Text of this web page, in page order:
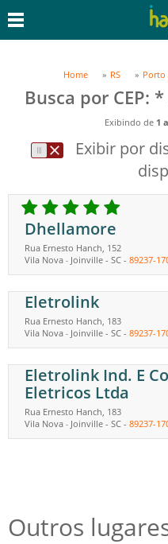
Home RS Porto
Exibindo de 1
Exibir por
Dhellamore
Rua Ernesto Hanch, 152
Vila Nova - Joinville - SC - 89237-
Eletrolink
Rua Ernesto Hanch, 183
Vila Nova - Joinville - SC - 89237-
Eletrolink Ind. E
Eletricos Ltda
Rua Ernesto Hanch, 183
Vila Nova - Joinville - SC - 89237-
Outros